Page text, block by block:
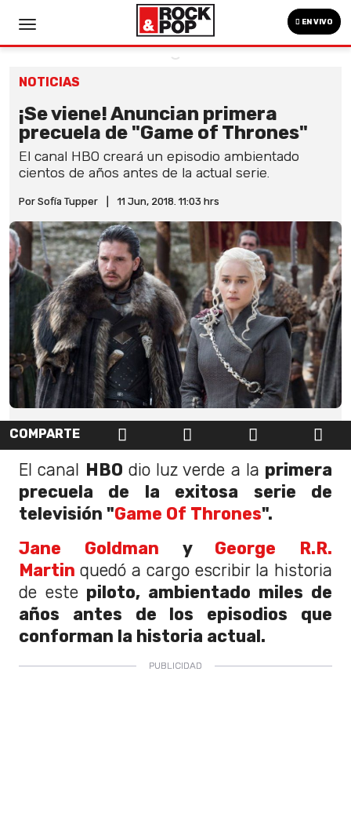
EN VIVO
NOTICIAS
¡Se viene! Anuncian primera
precuela de "Game of Thrones"
El canal HBO creará un episodio ambientado
cientos de años antes de la actual serie.
Por Sofía Tupper 11 Jun, 2018. 11:03 hrs
COMPARTE
El canal HBO dio luz verde a la primera
precuela de la exitosa serie de
televisión "Game Of Thrones".
Jane Goldman yGeorge R.R.
Martin quedó a cargo escribir la historia
de este piloto, ambientado miles de
años antes de los episodios que
conforman la historia actual.